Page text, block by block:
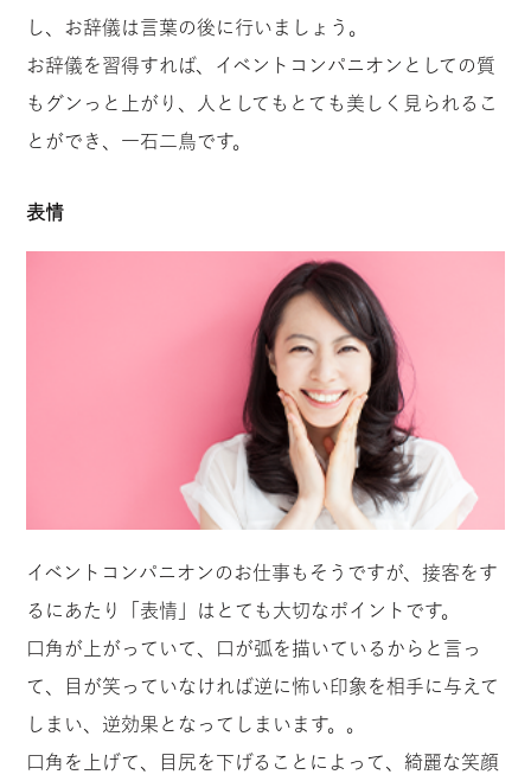
し、お辞儀は言葉の後に行いましょう。
お辞儀を習得すれば、イベントコンパニオンとしての質
もグンっと上がり、人としてもとても美しく見られるこ
とができ、一石二鳥です。
表情
イベントコンパニオンのお仕事もそうですが、接客をす
るにあたり「表情」はとても大切なポイントです。
口角が上がっていて、口が弧を描いているからと言っ
て、目が笑っていなければ逆に怖い印象を相手に与えて
しまい、逆効果となってしまいます。。
口角を上げて、目尻を下げることによって、綺麗な笑顔